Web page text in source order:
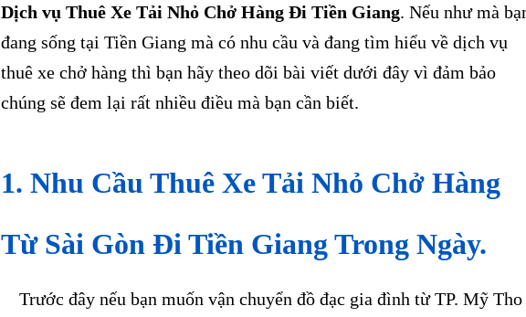
Dịch vụ Thuê Xe Tải Nhỏ Chở Hàng Đi Tiền Giang. Nếu như mà
đang sống tại Tiền Giang mà có nhu cầu và đang tìm hiểu về dịch vụ
thuê xe chở hàng thì bạn hãy theo dõi bài viết dưới đây vì đảm bảo
chúng sẽ đem lại rất nhiều điều mà bạn cần biết.
1. Nhu Cầu Thuê Xe Tải Nhỏ Chở Hàng
Từ Sài Gòn Đi Tiền Giang Trong Ngày.
Trước đây nếu bạn muốn vận chuyển đồ đạc gia đình từ TP. Mỹ Tho